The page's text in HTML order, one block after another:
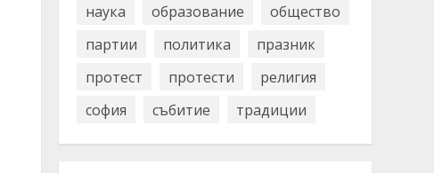
наука
образование
общество
партии
политика
празник
протест
протести
религия
софия
събитие традиции